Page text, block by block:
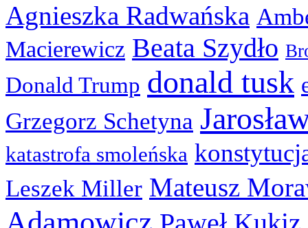
Agnieszka Radwańska
Macierewicz Beata Szydło
Donald Trump donald tusk
Grzegorz Schetyna
katastrofa smoleńska
Leszek Miller Mateusz